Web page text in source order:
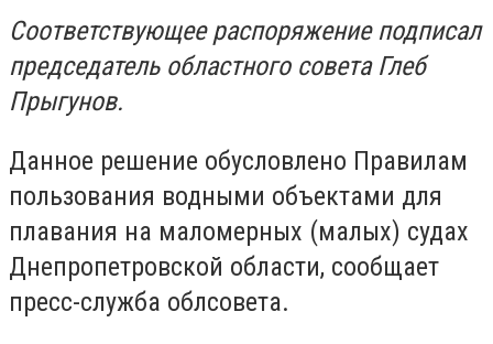
Соответствующее распоряжение подписал
председатель областного совета Глеб
Прыгунов.
Данное решение обусловлено Правилам
пользования водными объектами для
плавания на маломерных (малых) судах
Днепропетровской области, сообщает
пресс-служба облсовета.